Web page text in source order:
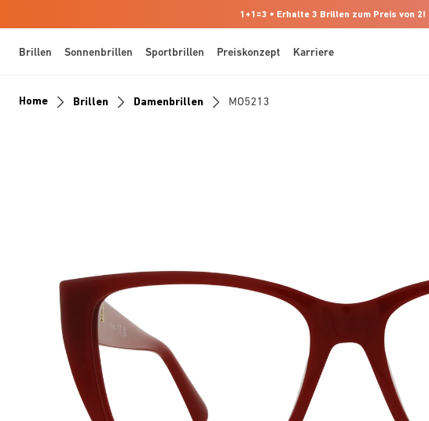
1+1=3 • Erhalte 3 Brillen zum Preis von 2! |
Brillen Sonnenbrillen Sportbrillen Preiskonzept Karriere
Home Brillen Damenbrillen MO5213